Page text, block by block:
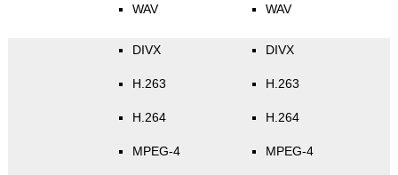
WAV WAV
DIVX
H.263
H.264
MPEG-4
DIVX
H.263
H.264
MPEG-4